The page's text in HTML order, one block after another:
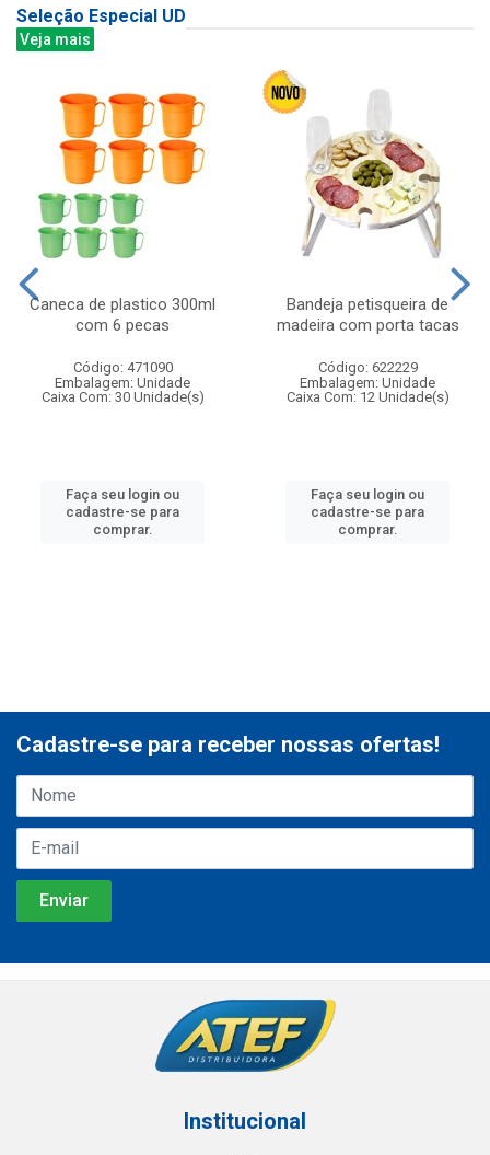
Seleção Especial UD
Veja mais
Caneca de plastico 300ml
com 6 pecas
Código: 471090
Embalagem: Unidade
Caixa Com: 30 Unidade(s)
Faça seu login ou
cadastre-se para
comprar.
Bandeja petisqueira de
madeira com porta tacas
Código: 622229
Embalagem: Unidade
Caixa Com: 12 Unidade(s)
Faça seu login ou
cadastre-se para
comprar.
Cadastre-se para receber nossas ofertas!
Institucional